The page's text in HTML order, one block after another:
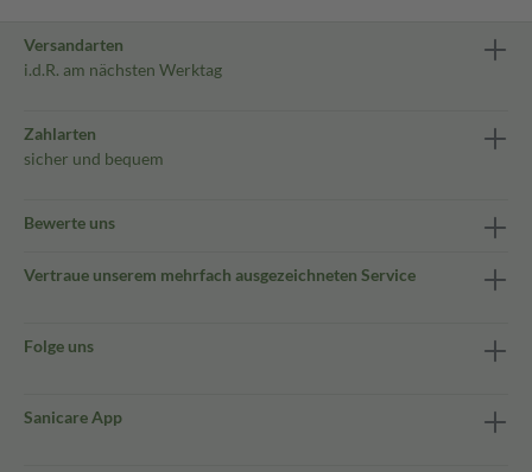
Versandarten
i.d.R. am nächsten Werktag
Zahlarten
sicher und bequem
Bewerte uns
Vertraue unserem mehrfach ausgezeichneten Service
Folge uns
Sanicare App